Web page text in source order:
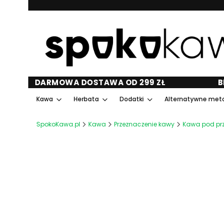
DARMOWA DOSTAWA OD 299 ZŁ
Kawa Herbata Dodatki Alternatywne
SpokoKawa.pl Kawa Przeznaczenie kawy Kawa pod